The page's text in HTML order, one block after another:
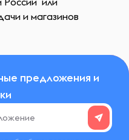
и магазинов
предложения и